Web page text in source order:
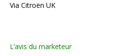
Via Citroën UK
L’avis du marketeur